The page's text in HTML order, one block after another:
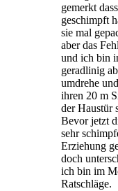
gemerkt
geschimpft
sie mal
aber das
und ich bin
geradlinig
umdrehe
ihren 20 m
der Haustür
Bevor jetzt
sehr
Erziehung
doch
ich bin im
Ratschläge.